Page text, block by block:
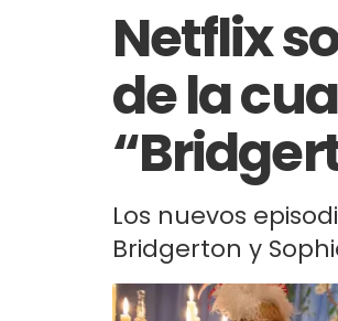
Netflix
de la
Los nuevos
Bridgerton y